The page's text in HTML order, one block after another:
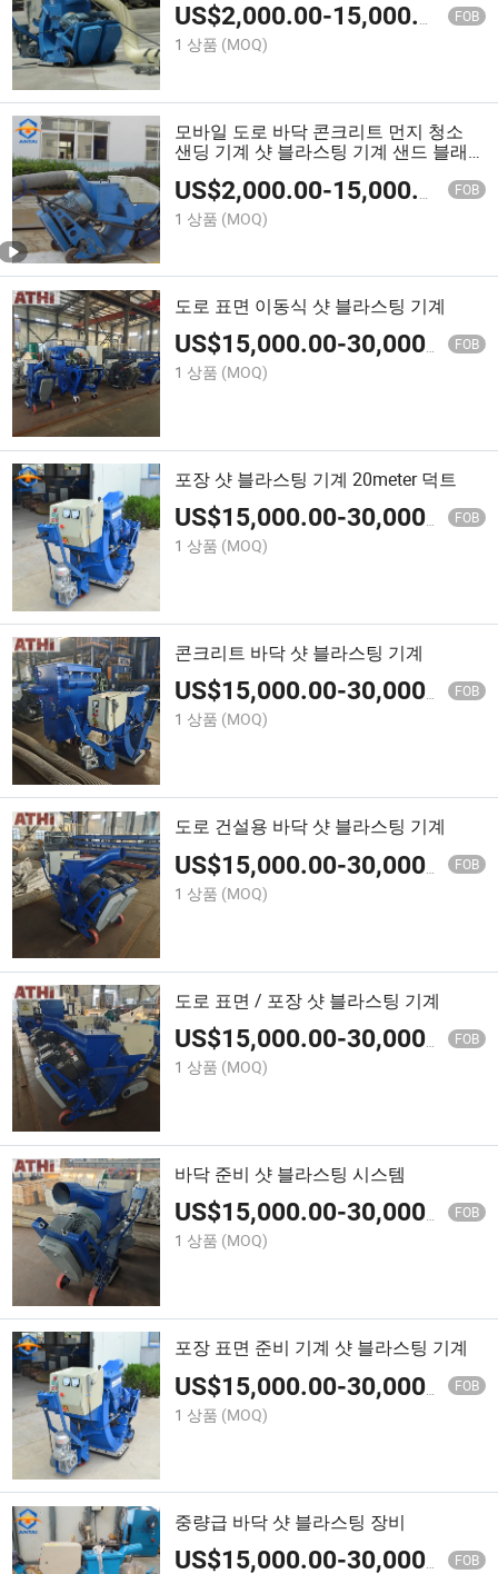
US$2,000.00-15,000.00 FOB
1 상품 (MOQ)
모바일 도로 바닥 콘크리트 먼지 청소
샌딩 기계 샷 블라스팅 기계 샌드 블래
US$2,000.00-15,000.00 FOB
1 상품 (MOQ)
도로 표면 이동식 샷 블라스팅 기계
US$15,000.00-30,000.00 FOB
1 상품 (MOQ)
포장 샷 블라스팅 기계 20meter 덕트
US$15,000.00-30,000.00 FOB
1 상품 (MOQ)
콘크리트 바닥 샷 블라스팅 기계
US$15,000.00-30,000.00 FOB
1 상품 (MOQ)
도로 건설용 바닥 샷 블라스팅 기계
US$15,000.00-30,000.00 FOB
1 상품 (MOQ)
도로 표면 / 포장 샷 블라스팅 기계
US$15,000.00-30,000.00 FOB
1 상품 (MOQ)
바닥 준비 샷 블라스팅 시스템
US$15,000.00-30,000.00 FOB
1 상품 (MOQ)
포장 표면 준비 기계 샷 블라스팅 기계
US$15,000.00-30,000.00 FOB
1 상품 (MOQ)
중량급 바닥 샷 블라스팅 장비
US$15,000.00-30,000.00 FOB